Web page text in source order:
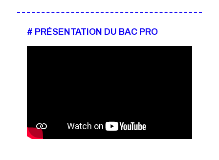
# PRÉSENTATION DU BAC PRO